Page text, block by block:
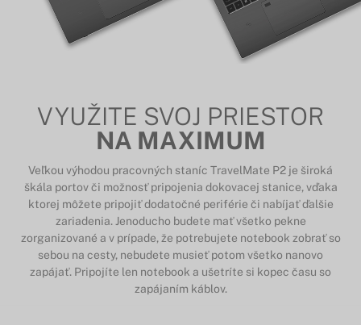
VYUŽITE SVOJ PRIESTOR
NA MAXIMUM
Veľkou výhodou pracovných staníc TravelMate P2 je široká
škála portov či možnosť pripojenia dokovacej stanice, vďaka
ktorej môžete pripojiť dodatočné periférie či nabíjať ďalšie
zariadenia. Jenoducho budete mať všetko pekne
zorganizované a v prípade, že potrebujete notebook zobrať so
sebou na cesty, nebudete musieť potom všetko nanovo
zapájať. Pripojíte len notebook a ušetríte si kopec času so
zapájaním káblov.